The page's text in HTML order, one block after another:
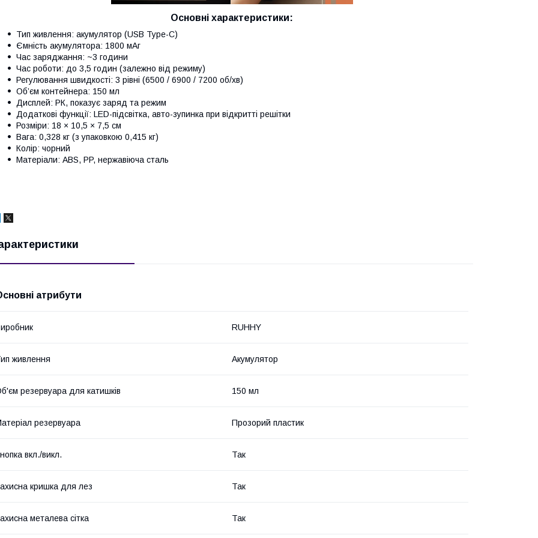
Основні характеристики:
Тип живлення: акумулятор (USB Type-C)
Ємність акумулятора: 1800 мАг
Час заряджання: ~3 години
Час роботи: до 3,5 годин (залежно від режиму)
Регулювання швидкості: 3 рівні (6500 / 6900 / 7200 об/хв)
Об’єм контейнера: 150 мл
Дисплей: РК, показує заряд та режим
Додаткові функції: LED-підсвітка, авто-зупинка при відкритті решітки
Розміри: 18 × 10,5 × 7,5 см
Вага: 0,328 кг (з упаковкою 0,415 кг)
Колір: чорний
Матеріали: ABS, PP, нержавіюча сталь
атрибути
RUHHY
живлення Акумулятор
резервуара для катишків 150 мл
резервуара Прозорий пластик
вкл./викл. Так
кришка для лез Так
металева сітка Так